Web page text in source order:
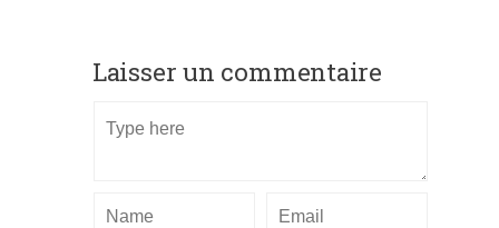
Laisser un commentaire